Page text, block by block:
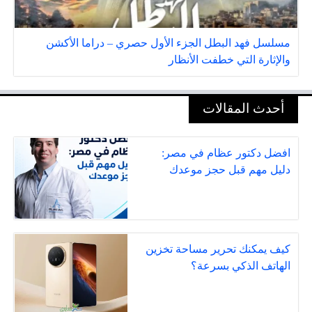
مسلسل فهد البطل الجزء الأول حصري – دراما الأكشن
والإثارة التي خطفت الأنظار
أحدث المقالات
افضل دكتور عظام في مصر:
دليل مهم قبل حجز موعدك
كيف يمكنك تحرير مساحة تخزين
الهاتف الذكي بسرعة؟